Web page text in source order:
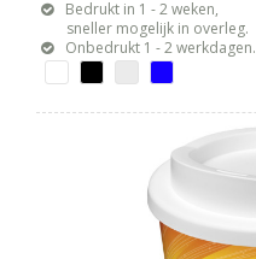
Bedrukt in 1 - 2 weken,
sneller mogelijk in overleg.
Onbedrukt 1 - 2 werkdagen.